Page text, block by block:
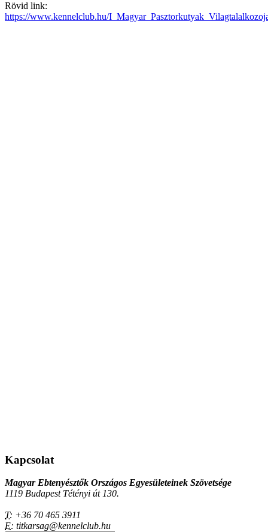
Rövid link:
https://www.kennelclub.hu/
Kapcsolat
Magyar Ebtenyésztők Országos Egyesületeinek Szövetsége
1119 Budapest Tétényi út 130.
T: +36 70 465 3911
E: titkarsag@kennelclub.hu